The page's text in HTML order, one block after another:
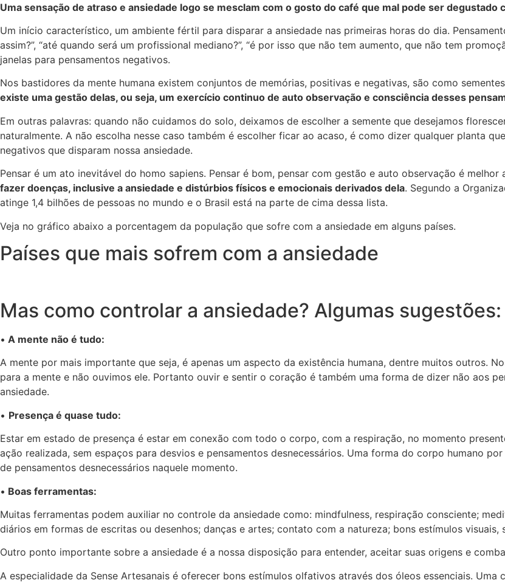
Uma sensação de atraso e ansiedade logo se mesclam com o gosto do café que mal pode ser degustado
Um início característico, um ambiente fértil para disparar a ansiedade nas primeiras horas do dia.
assim?”, “até quando será um profissional mediano?”, “é por isso que não tem aumento, que não tem
janelas para pensamentos negativos.
Nos bastidores da mente humana existem conjuntos de memórias, positivas e negativas, são como
existe uma gestão delas, ou seja, um exercício continuo de auto observação e consciência desses
Em outras palavras: quando não cuidamos do solo, deixamos de escolher a semente que desejamos
naturalmente. A não escolha nesse caso também é escolher ficar ao acaso, é como dizer qualquer planta
negativos que disparam nossa ansiedade.
Pensar é um ato inevitável do homo sapiens. Pensar é bom, pensar com gestão e auto observação é melhor
fazer doenças, inclusive a ansiedade e distúrbios físicos e emocionais derivados dela. Segundo a
atinge 1,4 bilhões de pessoas no mundo e o Brasil está na parte de cima dessa lista.
Veja no gráfico abaixo a porcentagem da população que sofre com a ansiedade em alguns países.
Países que mais sofrem com a ansiedade
Mas como controlar a ansiedade? Algumas sugestões:
• A mente não é tudo:
A mente por mais importante que seja, é apenas um aspecto da existência humana, dentre muitos outros.
para a mente e não ouvimos ele. Portanto ouvir e sentir o coração é também uma forma de dizer não aos
ansiedade.
• Presença é quase tudo:
Estar em estado de presença é estar em conexão com todo o corpo, com a respiração, no momento
ação realizada, sem espaços para desvios e pensamentos desnecessários. Uma forma do corpo humano
de pensamentos desnecessários naquele momento.
• Boas ferramentas:
Muitas ferramentas podem auxiliar no controle da ansiedade como: mindfulness, respiração consciente;
diários em formas de escritas ou desenhos; danças e artes; contato com a natureza; bons estímulos
Outro ponto importante sobre a ansiedade é a nossa disposição para entender, aceitar suas origens e
A especialidade da Sense Artesanais é oferecer bons estímulos olfativos através dos óleos essenciais.